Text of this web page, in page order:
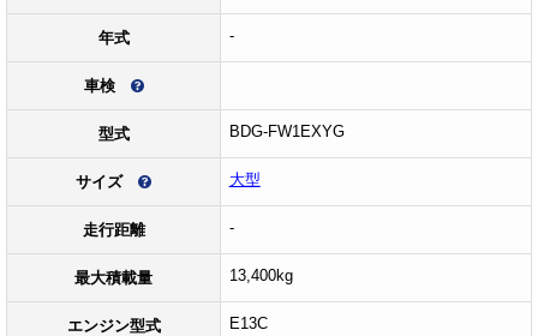
年式 -
車検
型式 BDG-FW1EXYG
サイズ 大型
走行距離 -
最大積載量 13,400kg
エンジン型式 E13C